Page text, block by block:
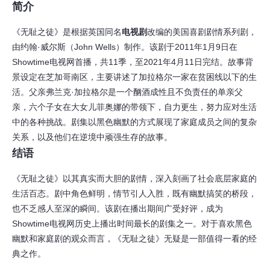
简介
《无耻之徒》是根据英国同名电视剧改编的美国喜剧剧情系列剧，
由约翰·威尔斯（John Wells）制作。该剧于2011年1月9日在
Showtime电视网首播，共11季，至2021年4月11日完结。故事背
景设定在芝加哥南区，主要讲述了加拉格尔一家在贫困线以下的生
活。父亲弗兰克·加拉格尔是一个酗酒成性且不负责任的单亲父
亲，六个子女在大女儿菲奥娜的带领下，自力更生，努力应对生活
中的各种挑战。剧集以黑色幽默的方式展现了家庭成员之间的复杂
关系，以及他们在逆境中顽强生存的故事。
结语
《无耻之徒》以其真实而大胆的剧情，深入刻画了社会底层家庭的
生活百态。剧中角色鲜明，情节引人入胜，既有幽默搞笑的桥段，
也不乏感人至深的瞬间。该剧在播出期间广受好评，成为
Showtime电视网历史上播出时间最长的剧集之一。对于喜欢黑色
幽默和家庭剧的观众而言，《无耻之徒》无疑是一部值得一看的经
典之作。